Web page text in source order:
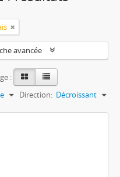
avancée
:
Direction: Décroissant